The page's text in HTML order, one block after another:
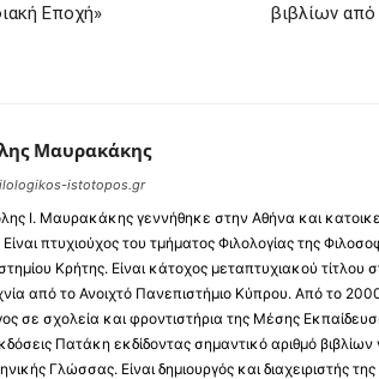
Εποχή»
βιβλίων από
Μαυρακάκης
istotopos.gr
I. Μαυρακάκης γεννήθηκε στην Αθήνα και
πτυχιούχος του τμήματος Φιλολογίας της
Κρήτης. Είναι κάτοχος μεταπτυχιακού τίτλου
από το Ανοιχτό Πανεπιστήμιο Κύπρου. Από το
σε σχολεία και φροντιστήρια της Μέσης
Πατάκη εκδίδοντας σημαντικό αριθμό βιβλίων
Γλώσσας. Είναι δημιουργός και διαχειριστής